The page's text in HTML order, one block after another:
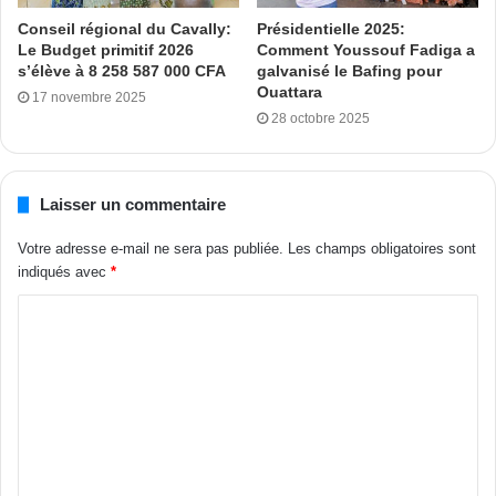
fait savoir que cette lecture coranique rentre dans le cadre
des activités annuelles de son association. « Cette lecture
coranique rentre dans le cadre de nos activités annuelles.
Nous nous retrouvons pour prier afin que Dieu puisse
harmonie avec les autres communautés. Nous avons prié
pour notre Bingerville mais pour la Côte d’Ivoire en
savoir.
Conseil régional du Cavally:
Le Budget primitif 2026
s’élève à 8 258 587 000 CFA
17 novembre 2025
Présidentielle 2025:
Comment Youssouf Fadiga a
galvanisé le Bafing pour
Ouattara
28 octobre 2025
Laisser un commentaire
Votre adresse e-mail ne sera pas publiée. Les champs obligatoires sont
indiqués avec *